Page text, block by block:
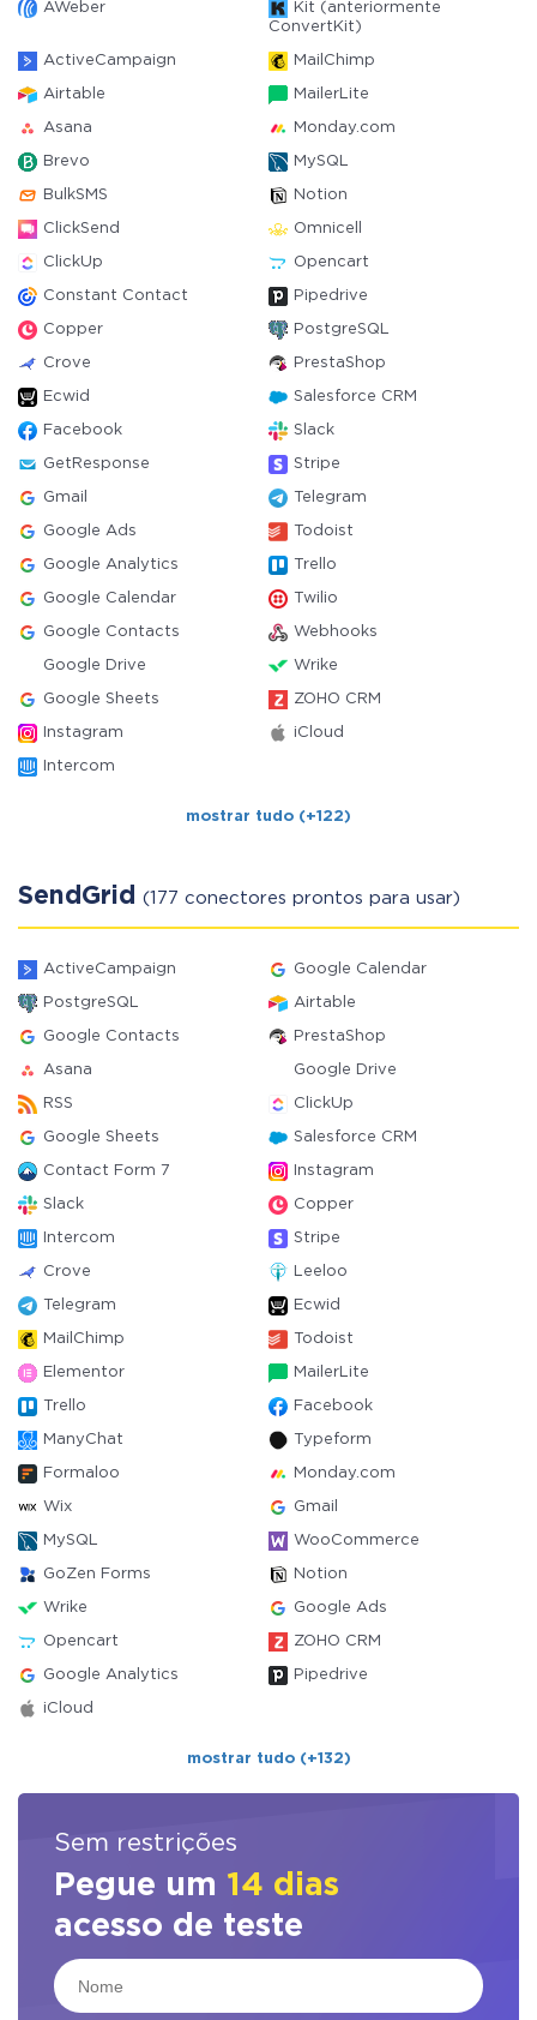
AWeber
Kit (anteriormente
ConvertKit)
ActiveCampaign MailChimp
Airtable MailerLite
Asana Monday.com
Brevo MySQL
BulkSMS Notion
ClickSend Omnicell
ClickUp Opencart
Constant Contact Pipedrive
Copper PostgreSQL
Crove PrestaShop
Ecwid Salesforce CRM
Facebook Slack
GetResponse Stripe
Gmail Telegram
Google Ads Todoist
Google Analytics Trello
Google Calendar Twilio
Google Contacts Webhooks
Google Drive Wrike
Google Sheets ZOHO CRM
Instagram iCloud
Intercom
mostrar tudo (+122)
SendGrid (177 conectores prontos para usar)
ActiveCampaign Google Calendar
PostgreSQL Airtable
Google Contacts PrestaShop
Asana Google Drive
RSS ClickUp
Google Sheets Salesforce CRM
Contact Form 7 Instagram
Slack Copper
Intercom Stripe
Crove Leeloo
Telegram Ecwid
MailChimp Todoist
Elementor MailerLite
Trello Facebook
ManyChat Typeform
Formaloo Monday.com
Wix Gmail
MySQL WooCommerce
GoZen Forms Notion
Wrike Google Ads
Opencart ZOHO CRM
Google Analytics Pipedrive
iCloud
mostrar tudo (+132)
Sem restrições
Pegue um 14 dias
acesso de teste